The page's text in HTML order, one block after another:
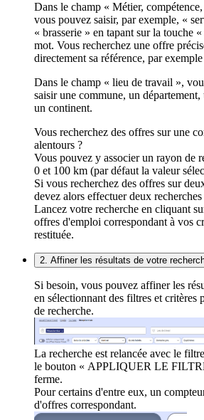
Dans le champ « Métier,
vous pouvez saisir, par exemple, «
« brasserie » en tapant sur la touche
mot. Vous recherchez une offre
directement sa référence, par
Dans le champ « lieu de travail »,
saisir une commune, un
un continent.
Vous recherchez des offres sur une
alentours ?
Vous pouvez y associer un rayon de
0 et 100 km (par défaut la valeur
Si vous recherchez des offres sur
devez alors effectuer deux recherches
Lancez votre recherche en cliquant
offres d'emploi correspondant à vos
restituée.
2. Affiner les résultats de votre
Si besoin, vous pouvez affiner les
en sélectionnant des filtres et critères
de recherche.
La recherche est relancée avec le
le bouton « APPLIQUER LE
ferme.
Pour certains d'entre eux, un
d'offres correspondant.